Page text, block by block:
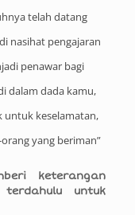
telah datang
nasihat pengajaran
penawar bagi
dalam dada kamu,
untuk keselamatan,
yang beriman”
keterangan
untuk